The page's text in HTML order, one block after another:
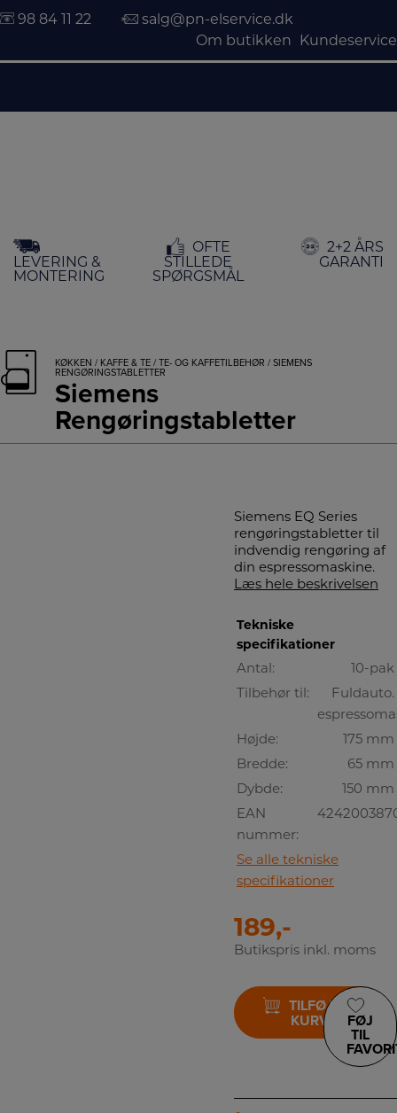
indholdet
98 84 11 22
salg@pn-elservice.dk
Om butikken
Kundeservice
LEVERING &
MONTERING
OFTE
STILLEDE
SPØRGSMÅL
2+2 ÅRS
GARANTI
KØKKEN / KAFFE & TE / TE- OG KAFFETILBEHØR / SIEMENS
RENGØRINGSTABLETTER
Siemens
Rengøringstabletter
Siemens EQ Series
rengøringstabletter til
indvendig rengøring af
din espressomaskine.
Læs hele beskrivelsen
Tekniske
specifikationer
Antal:
10-pak
Tilbehør til:
Fuldauto.
Højde:
175 mm
Bredde:
65 mm
Dybde:
150 mm
EAN
nummer:
Se alle tekniske
specifikationer
189,-
Butikspris inkl. moms
TILFØJ TIL
KURV
FØJ
TIL